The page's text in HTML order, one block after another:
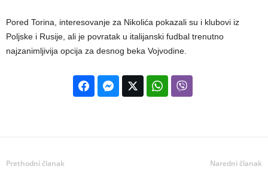
Pored Torina, interesovanje za Nikolića pokazali su i klubovi iz
Poljske i Rusije, ali je povratak u italijanski fudbal trenutno
najzanimljivija opcija za desnog beka Vojvodine.
Prethodni članak Naredni članak